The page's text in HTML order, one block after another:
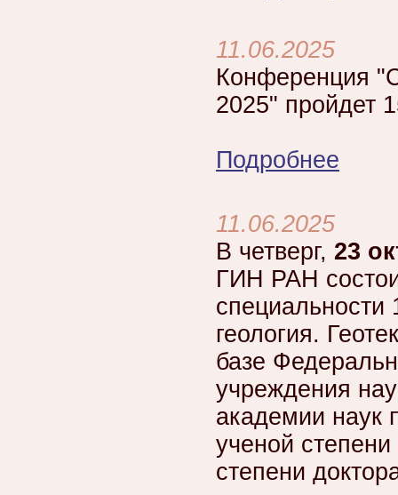
11.06.2025
Конференция
2025" пройдет
Подробнее
11.06.2025
В четверг, 23
ГИН РАН
геология.
базе
учреждения
академии наук
ученой
степени